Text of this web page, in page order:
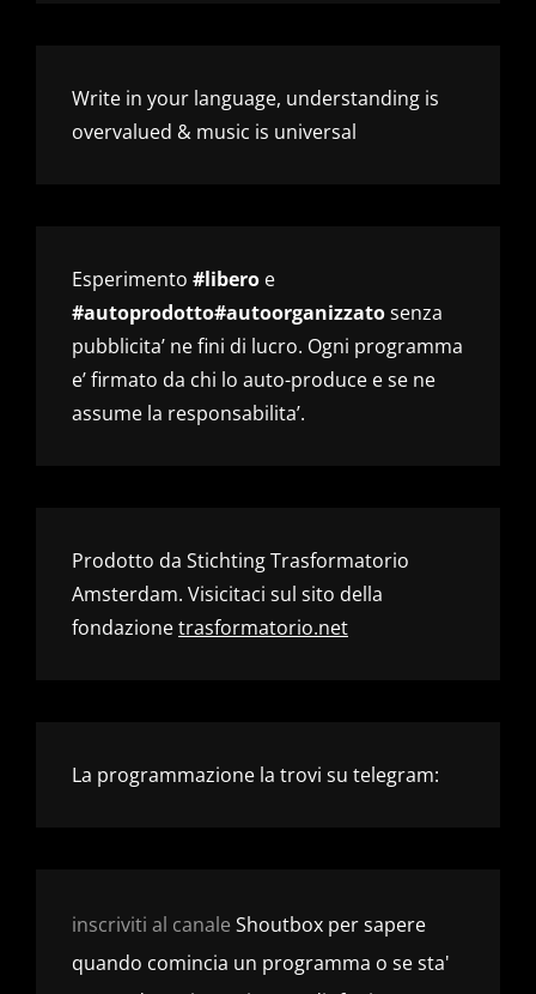
Write in your language, understanding is
overvalued & music is universal
Esperimento #libero e
#autoprodotto#autoorganizzatosenza
pubblicita’ ne fini di lucro. Ogni programma
e’ firmato da chi lo auto-produce e se ne
assume la responsabilita’.
Prodotto da Stichting Trasformatorio
Amsterdam. Visicitaci sul sito della
fondazionetrasformatorio.net
La programmazione la trovi su telegram:
inscriviti al canale Shoutbox per sapere
quando comincia un programma o se sta'